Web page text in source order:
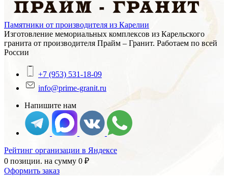
Памятники от производителя из Карелии
Изготовление мемориальных комплексов из Карельского
гранита от производителя Прайм – Гранит. Работаем по всей
России
+7 (953) 531-18-09
info@prime-granit.ru
Напишите нам
Рейтинг организации в Яндексе
0 позиции. на сумму 0 ₽
Оформить заказ